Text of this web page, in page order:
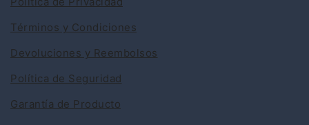
Términos y Condiciones
Devoluciones y Reembolsos
Política de Seguridad
Garantía de Producto